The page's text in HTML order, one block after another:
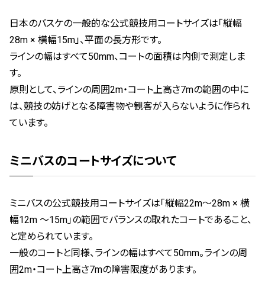
日本のバスケの一般的な公式競技用コートサイズは「縦幅
28m × 横幅15m」、平面の長方形です。
ラインの幅はすべて50mm、コートの面積は内側で測定しま
す。
原則として、ラインの周囲2m・コート上高さ7mの範囲の中に
は、競技の妨げとなる障害物や観客が入らないように作られ
ています。
ミニバスのコートサイズについて
ミニバスの公式競技用コートサイズは「縦幅22m〜28m × 横
幅12m 〜15m」の範囲でバランスの取れたコートであること、
と定められています。
一般のコートと同様、ラインの幅はすべて50mm。ラインの周
囲2m・コート上高さ7mの障害限度があります。